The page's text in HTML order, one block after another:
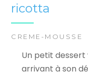
ricotta
CREME-MOUSSE
Un petit
arrivant à son